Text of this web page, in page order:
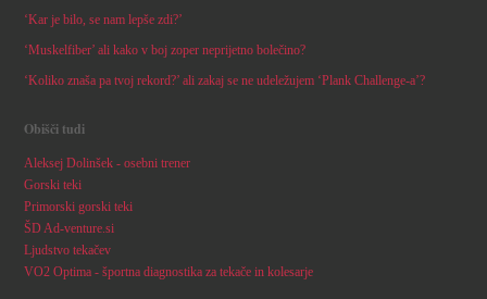
‘Kar je bilo, se nam lepše zdi?’
‘Muskelfiber’ ali kako v boj zoper neprijetno bolečino?
‘Koliko znaša pa tvoj rekord?’ ali zakaj se ne udeležujem ‘Plank Challenge-a’?
Obišči tudi
Aleksej Dolinšek - osebni trener
Gorski teki
Primorski gorski teki
ŠD Ad-venture.si
Ljudstvo tekačev
VO2 Optima - športna diagnostika za tekače in kolesarje